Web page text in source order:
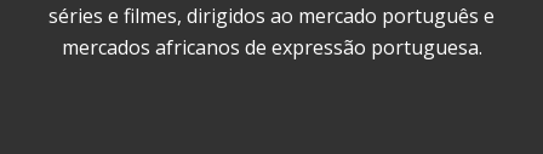
séries e filmes, dirigidos ao mercado português e
mercados africanos de expressão portuguesa.